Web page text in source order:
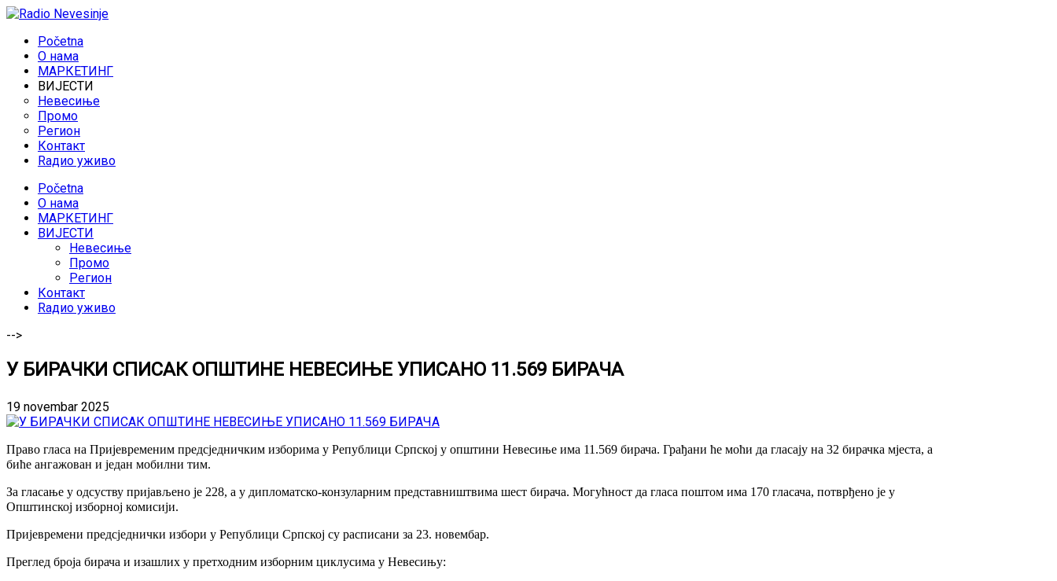
Početna
O нама
МАРКЕТИНГ
ВИЈЕСТИ
Невесиње
Промо
Регион
Контакт
Rадио уживо
Početna
O нама
МАРКЕТИНГ
ВИЈЕСТИ
Невесиње
Промо
Регион
Контакт
Rадио уживо
-->
У БИРАЧКИ СПИСАК ОПШТИНЕ НЕВЕСИЊЕ УПИСАНО 11.569 БИРАЧА
19 novembar 2025
Право гласа на Пријевременим предсједничким изборима у Републици Српској у општини Невесиње има 11.569 бирача. Грађани ће моћи да гласају на 32 бирачка мјеста, а
биће ангажован и један мобилни тим.
За гласање у одсуству пријављено је 228, а у дипломатско-конзуларним представништвима шест бирача. Могућност да гласа поштом има 170 гласача, потврђено је у
Општинској изборној комисији.
Пријевремени предсједнички избори у Републици Српској су расписани за 23. новембар.
Преглед броја бирача и изашлих у претходним изборним циклусима у Невесињу: